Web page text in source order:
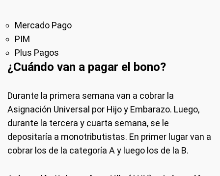
Mercado Pago
PIM
Plus Pagos
¿Cuándo van a pagar el bono?
Durante la primera semana van a cobrar la
Asignación Universal por Hijo y Embarazo. Luego,
durante la tercera y cuarta semana, se le
depositaría a monotributistas. En primer lugar van a
cobrar los de la categoría A y luego los de la B.